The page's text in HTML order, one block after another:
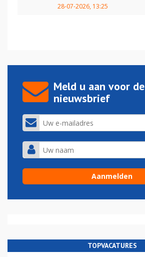
28-07-2026, 13:25
Meld u aan voor de
nieuwsbrief
TOPVACATURES